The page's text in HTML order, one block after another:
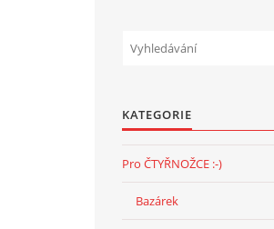
KATEGORIE
Pro ČTYŘNOŽCE :-)
Bazárek